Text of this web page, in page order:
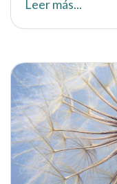
Leer más...